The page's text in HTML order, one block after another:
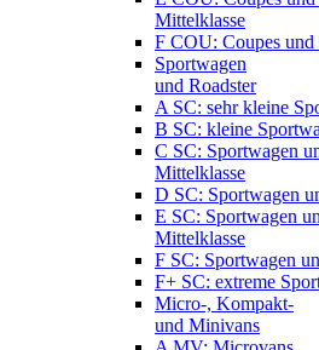
Mittelklasse
F COU: Coupes und
Sportwagen
und Roadster
A SC: sehr kleine
B SC: kleine
C SC: Sportwagen
Mittelklasse
D SC: Sportwagen
E SC: Sportwagen
Mittelklasse
F SC: Sportwagen
F+ SC: extreme
Micro-, Kompakt-
und Minivans